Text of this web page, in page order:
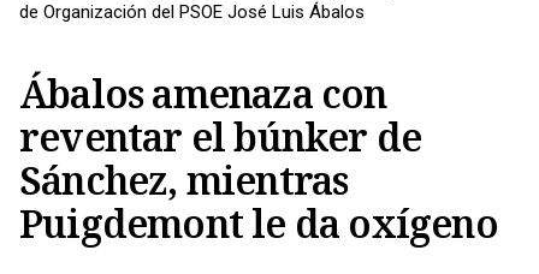
de Organización del PSOE José Luis Ábalos
Ábalos amenaza con
reventar el búnker de
Sánchez, mientras
Puigdemont le da oxígeno
Copiar